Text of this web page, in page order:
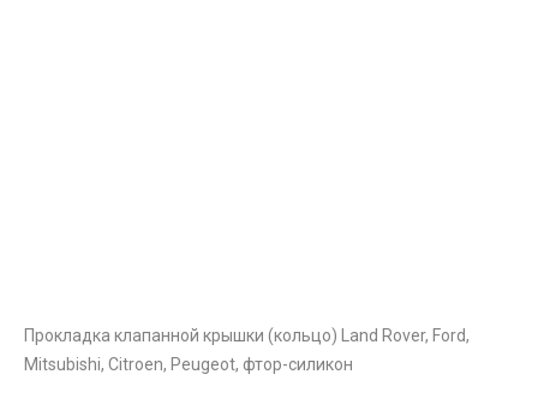
Прокладка клапанной крышки (кольцо) Land Rover, Ford,
Mitsubishi, Citroen, Peugeot, фтор-силикон